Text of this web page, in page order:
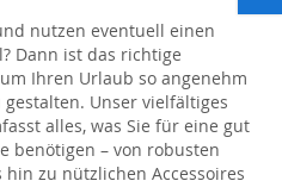
nutzen eventuell einen
Dann ist das richtige
Ihren Urlaub so angenehm
Unser vielfältiges
alles, was Sie für eine gut
benötigen – von robusten
zu nützlichen Accessoires